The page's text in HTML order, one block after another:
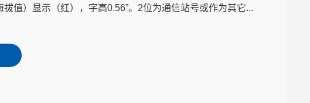
拔值）显示（红），字高0.56”。2位为通信站号或作为其它...